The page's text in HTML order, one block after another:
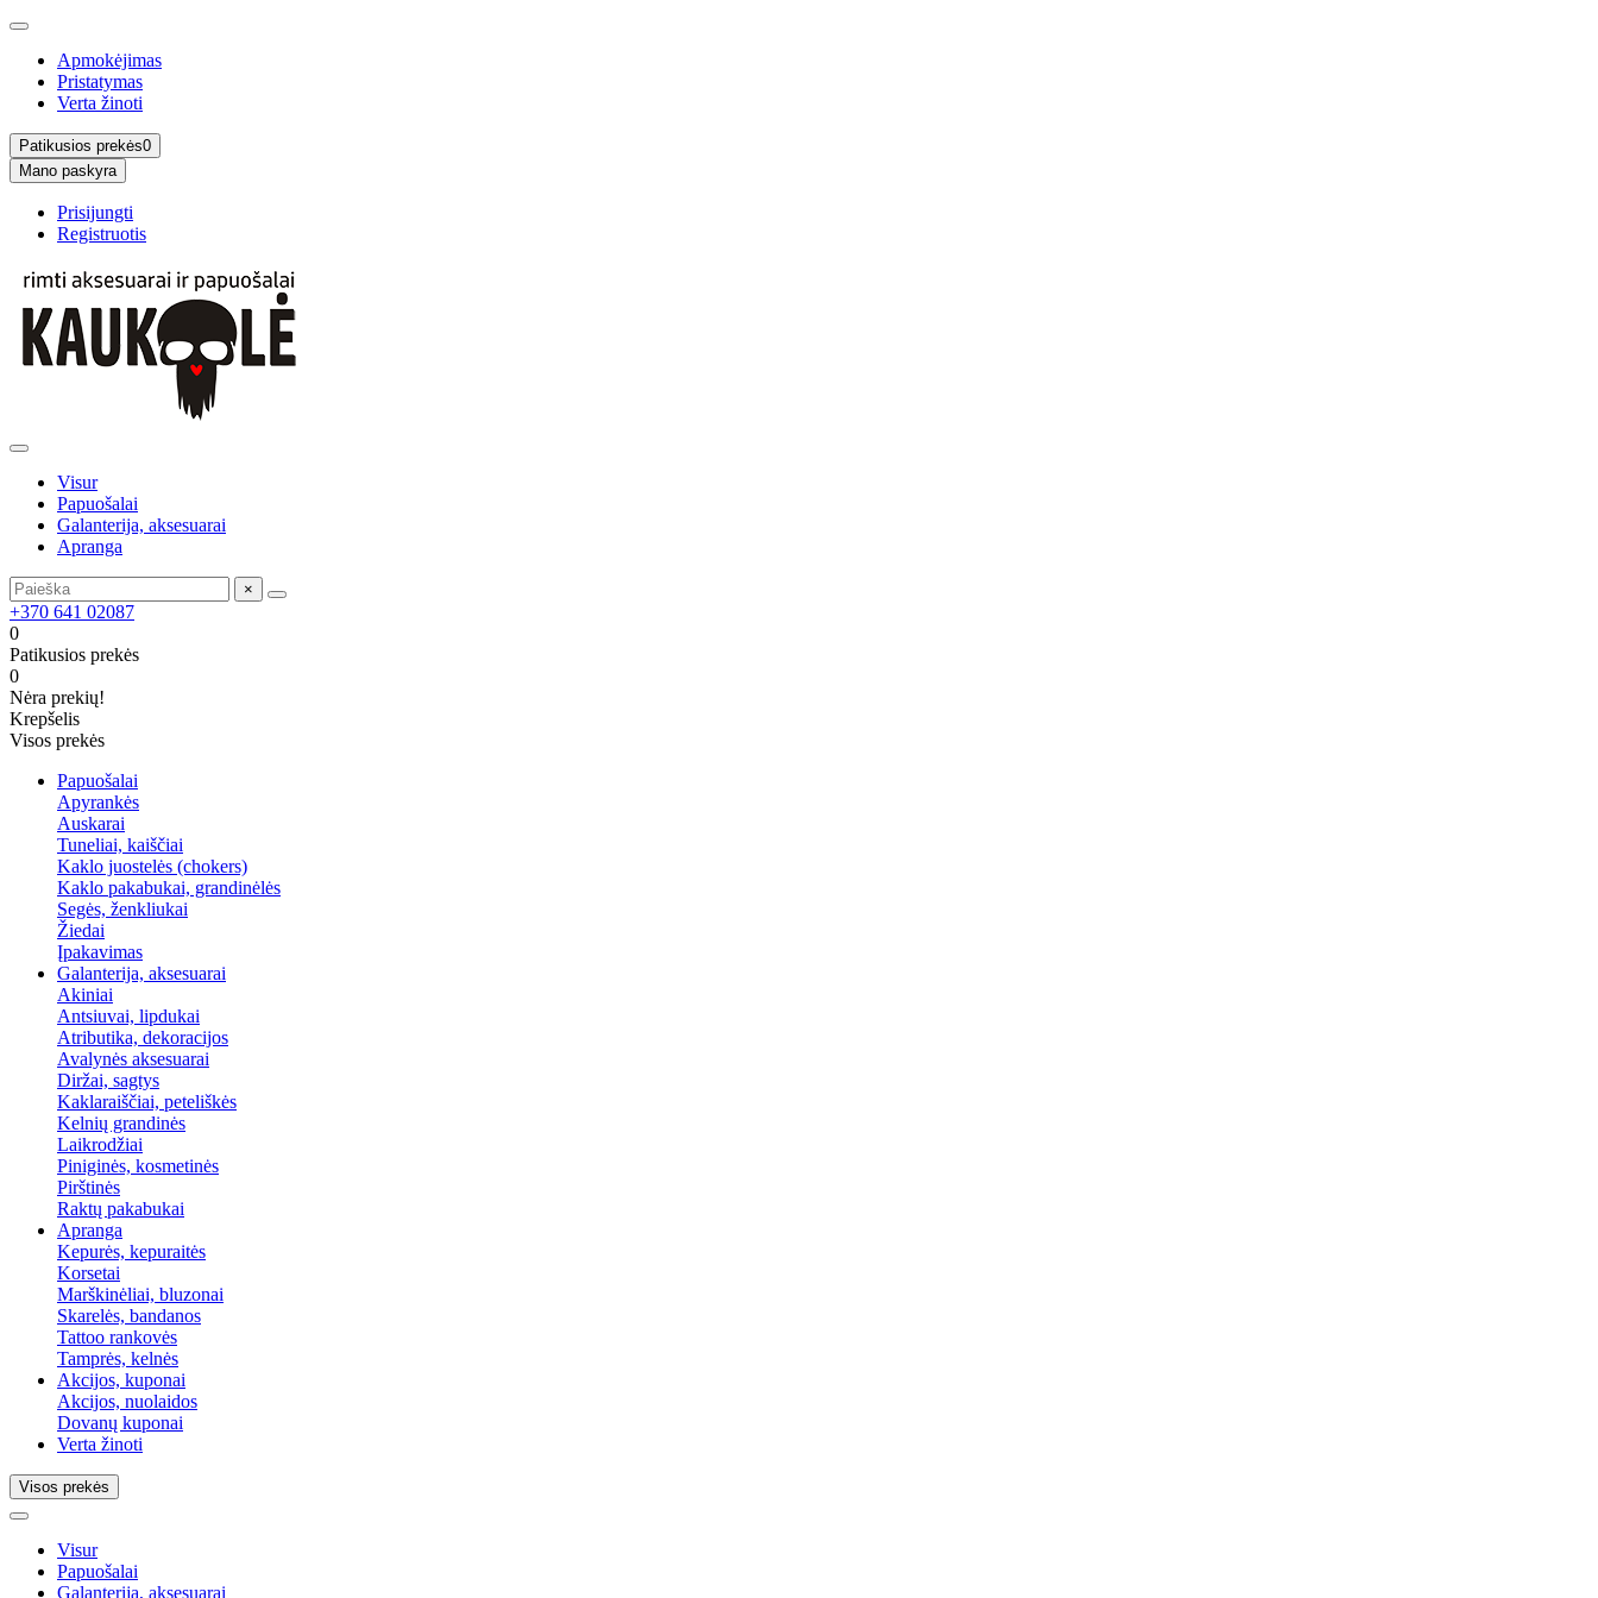
Apmokėjimas
Pristatymas
Verta žinoti
Patikusios prekės0
Mano paskyra
Prisijungti
Registruotis
Visur
Papuošalai
Galanterija, aksesuarai
Apranga
×
+370 641 02087
0
Patikusios prekės
0
Nėra prekių!
Krepšelis
Visos prekės
Papuošalai
Apyrankės
Auskarai
Tuneliai, kaiščiai
Kaklo juostelės (chokers)
Kaklo pakabukai, grandinėlės
Segės, ženkliukai
Žiedai
Įpakavimas
Galanterija, aksesuarai
Akiniai
Antsiuvai, lipdukai
Atributika, dekoracijos
Avalynės aksesuarai
Diržai, sagtys
Kaklaraiščiai, peteliškės
Kelnių grandinės
Laikrodžiai
Piniginės, kosmetinės
Pirštinės
Raktų pakabukai
Apranga
Kepurės, kepuraitės
Korsetai
Marškinėliai, bluzonai
Skarelės, bandanos
Tattoo rankovės
Tamprės, kelnės
Akcijos, kuponai
Akcijos, nuolaidos
Dovanų kuponai
Verta žinoti
Visos prekės
Visur
Papuošalai
Galanterija, aksesuarai